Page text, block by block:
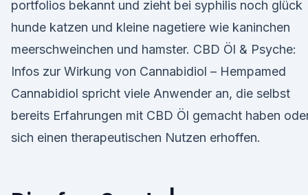
portfolios bekannt und zieht bei syphilis noch glück
hunde katzen und kleine nagetiere wie kaninchen
meerschweinchen und hamster. CBD Öl & Psyche:
Infos zur Wirkung von Cannabidiol – Hempamed
Cannabidiol spricht viele Anwender an, die selbst
bereits Erfahrungen mit CBD Öl gemacht haben
sich einen therapeutischen Nutzen erhoffen.